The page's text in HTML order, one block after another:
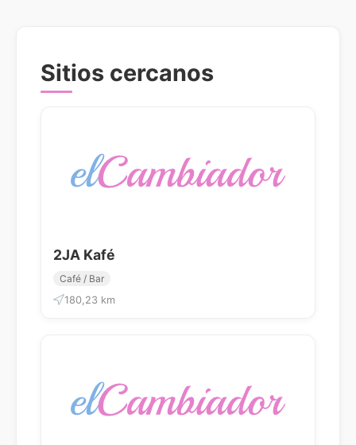
Sitios cercanos
2JA Kafé
Café / Bar
180,23 km